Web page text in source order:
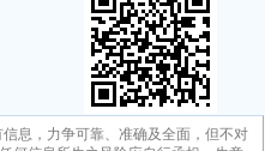
息，力争可靠、准确及全面，但不对